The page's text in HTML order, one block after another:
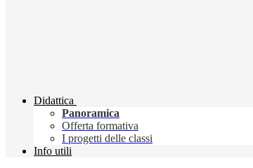
Didattica
Panoramica
Offerta formativa
I progetti delle classi
Info utili